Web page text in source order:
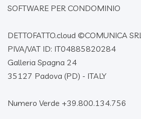
SOFTWARE PER CONDOMINIO
DETTOFATTO.cloud ©COMUNICA SRL
PIVA/VAT ID: IT04885820284
Galleria Spagna 24
35127 Padova (PD) - ITALY
Numero Verde +39.800.134.756